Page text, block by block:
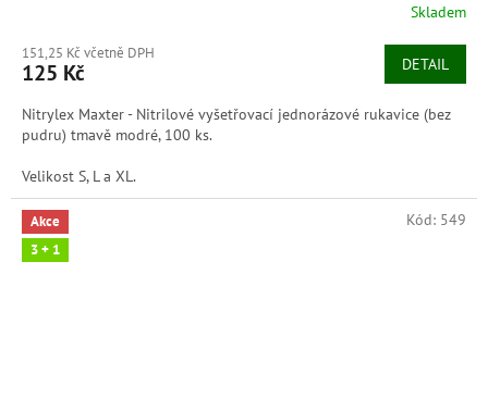
Skladem
151,25 Kč včetně DPH
125 Kč DETAIL
Nitrylex Maxter - Nitrilové vyšetřovací jednorázové rukavice (bez
pudru) tmavě modré, 100 ks.
Velikost S, L a XL.
Akce
3 + 1
Kód: 549